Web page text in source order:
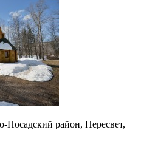
Посадский район, Пересвет,